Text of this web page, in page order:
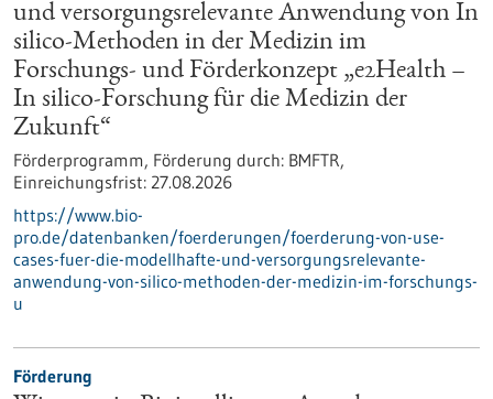
und versorgungsrelevante Anwendung von In
silico-Methoden in der Medizin im
Forschungs- und Förderkonzept „e2Health –
In silico-Forschung für die Medizin der
Zukunft“
Förderprogramm, Förderung durch: BMFTR,
Einreichungsfrist: 27.08.2026
https://www.bio-
pro.de/datenbanken/foerderungen/foerderung-von-use-
cases-fuer-die-modellhafte-und-versorgungsrelevante-
anwendung-von-silico-methoden-der-medizin-im-forschungs-
u
Förderung